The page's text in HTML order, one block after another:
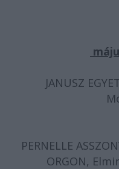
JANUSZ
PERNELLE
ORGON,